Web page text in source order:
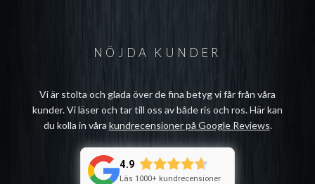
NÖJDA KUNDER
Vi är stolta och glada över de fina betyg vi får från våra
kunder. Vi läser och tar till oss av både ris och ros. Här kan
du kolla in våra kundrecensioner på Google Reviews.
4.9
Läs 1000+ kundrecensioner